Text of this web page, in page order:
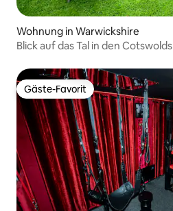
Wohnung in Warwickshire
Blick auf das Tal in den Cotswolds
Gäste-Favorit
Gäste-Favorit